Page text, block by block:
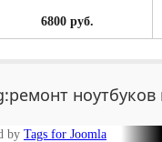
6800 руб.
ноутбуков
by Tags for Joomla